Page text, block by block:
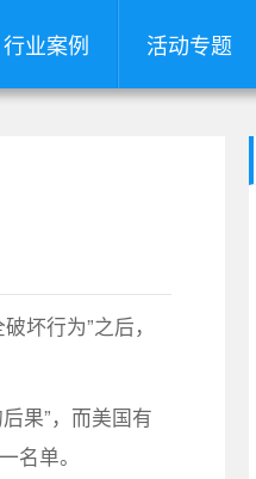
行业案例 活动专题
坏行为”之后，
果”，而美国有
名单。